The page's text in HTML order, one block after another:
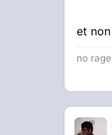
et non
no